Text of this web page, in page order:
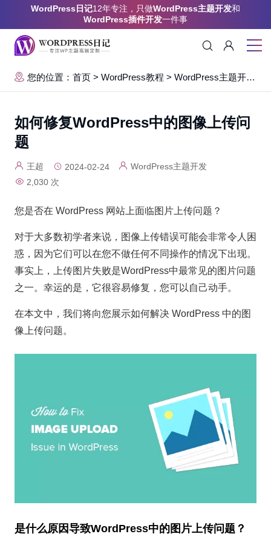
WordPress日记12年专注，只做WordPress主题开发和
WordPress插件开发一件事
您的位置：首页 > WordPress教程 > WordPress主题开发
如何修复WordPress中的图像上传问
题
王超 2024-02-24
WordPress主题开发
2,030 次
您是否在 WordPress 网站上面临图片上传问题？
对于大多数初学者来说，图像上传错误可能会非常令人困
惑，因为它们可以在您不做任何不同操作的情况下出现。
事实上，上传图片失败是WordPress中最常见的图片问题
之一。幸运的是，它很容易修复，您可以自己动手。
在本文中，我们将向您展示如何解决 WordPress 中的图
像上传问题。
是什么原因导致WordPress中的图片上传问题？